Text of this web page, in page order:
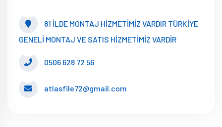
81 İLDE MONTAJ HİZMETİMİZ VARDIR TÜRKİYE
GENELİ MONTAJ VE SATIS HİZMETİMİZ VARDİR
0506 628 72 56
atlasfile72@gmail.com